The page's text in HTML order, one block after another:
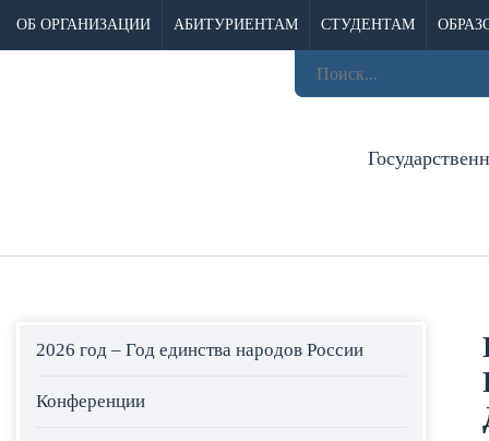
ОБ ОРГАНИЗАЦИИ АБИТУРИЕНТАМ СТУДЕНТАМ
2026 год – Год единства народов России
Конференции